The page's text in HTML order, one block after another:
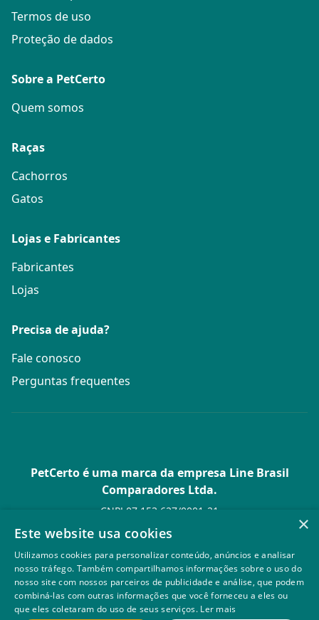
Termos de uso
Proteção de dados
Sobre a PetCerto
Quem somos
Raças
Cachorros
Gatos
Lojas e Fabricantes
Fabricantes
Lojas
Precisa de ajuda?
Fale conosco
Perguntas frequentes
PetCerto é uma marca da empresa Line Brasil
Comparadores Ltda.
CNPJ 07.153.627/0001-21
Av. Paulista, 1.636 Conj. 4 Pavilhão 15 - Bela Vista - São Paulo -
SP
© PetCerto - Todos os direitos reservados
×
Este website usa cookies
Utilizamos cookies para personalizar conteúdo, anúncios e analisar
nosso tráfego. Também compartilhamos informações sobre o uso do
nosso site com nossos parceiros de publicidade e análise, que podem
combiná-las com outras informações que você forneceu a eles ou
que eles coletaram do uso de seus serviços. Ler mais